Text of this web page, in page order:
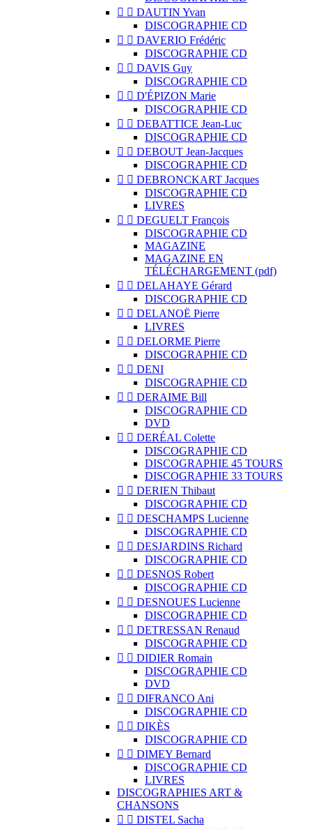
  DAUTIN Yvan
DISCOGRAPHIE CD
  DAVERIO Frédéric
DISCOGRAPHIE CD
  DAVIS Guy
DISCOGRAPHIE CD
  D'ÉPIZON Marie
DISCOGRAPHIE CD
  DEBATTICE Jean-Luc
DISCOGRAPHIE CD
  DEBOUT Jean-Jacques
DISCOGRAPHIE CD
  DEBRONCKART Jacques
DISCOGRAPHIE CD
LIVRES
  DEGUELT François
DISCOGRAPHIE CD
MAGAZINE
MAGAZINE EN
TÉLÉCHARGEMENT (pdf)
  DELAHAYE Gérard
DISCOGRAPHIE CD
  DELANOË Pierre
LIVRES
  DELORME Pierre
DISCOGRAPHIE CD
  DENI
DISCOGRAPHIE CD
  DERAIME Bill
DISCOGRAPHIE CD
DVD
  DERÉAL Colette
DISCOGRAPHIE CD
DISCOGRAPHIE 45 TOURS
DISCOGRAPHIE 33 TOURS
  DERIEN Thibaut
DISCOGRAPHIE CD
  DESCHAMPS Lucienne
DISCOGRAPHIE CD
  DESJARDINS Richard
DISCOGRAPHIE CD
  DESNOS Robert
DISCOGRAPHIE CD
  DESNOUES Lucienne
DISCOGRAPHIE CD
  DETRESSAN Renaud
DISCOGRAPHIE CD
  DIDIER Romain
DISCOGRAPHIE CD
DVD
  DIFRANCO Ani
DISCOGRAPHIE CD
  DIKÈS
DISCOGRAPHIE CD
  DIMEY Bernard
DISCOGRAPHIE CD
LIVRES
DISCOGRAPHIES ART &
CHANSONS
  DISTEL Sacha